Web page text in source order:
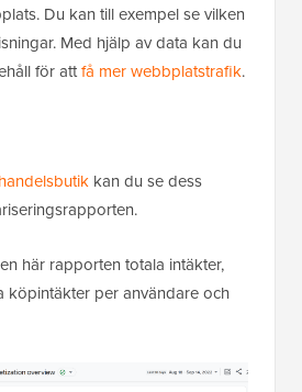
Du kan till exempel se vilken
Med hjälp av data kan du
för attfå mer webbplatstrafik.
kan du se dess
här rapporten totala intäkter,
köpintäkter per användare och